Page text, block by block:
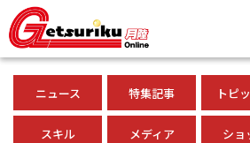
ニュース 特集記事 トピ
スキル メディア ショ